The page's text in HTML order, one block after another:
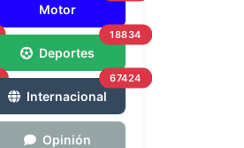
Motor
Deportes
18834
Internacional
67424
Opinión